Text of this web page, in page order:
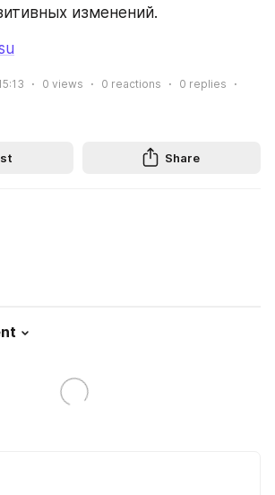
изменений.
0 views 0 reactions 0 replies
Share